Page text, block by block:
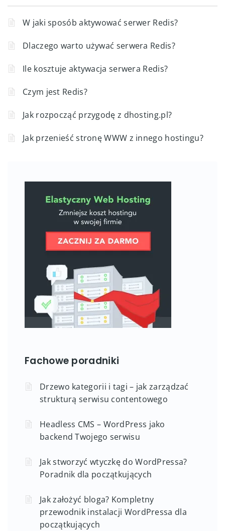
W jaki sposób aktywować serwer Redis?
Dlaczego warto używać serwera Redis?
Ile kosztuje aktywacja serwera Redis?
Czym jest Redis?
Jak rozpocząć przygodę z dhosting.pl?
Jak przenieść stronę WWW z innego hostingu?
Fachowe poradniki
Drzewo kategorii i tagi – jak zarządzać
strukturą serwisu contentowego
Headless CMS – WordPress jako
backend Twojego serwisu
Jak stworzyć wtyczkę do WordPressa?
Poradnik dla początkujących
Jak założyć bloga? Kompletny
przewodnik instalacji WordPressa dla
początkujących